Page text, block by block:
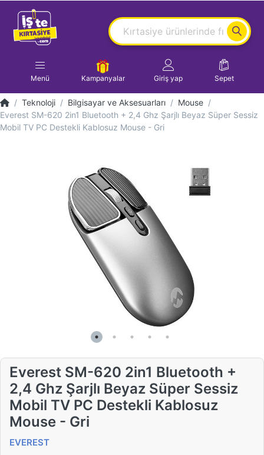
Menü Kampanyalar Giriş yap Sepet
Teknoloji Bilgisayar ve Aksesuarları
Mouse
Everest SM-620 2in1 Bluetooth + 2,4 Ghz Şarjlı Beyaz Süper Sessiz
Mobil TV PC Destekli Kablosuz Mouse - Gri
Everest SM-620 2in1 Bluetooth +
2,4 Ghz Şarjlı Beyaz Süper Sessiz
Mobil TV PC Destekli Kablosuz
Mouse - Gri
EVEREST